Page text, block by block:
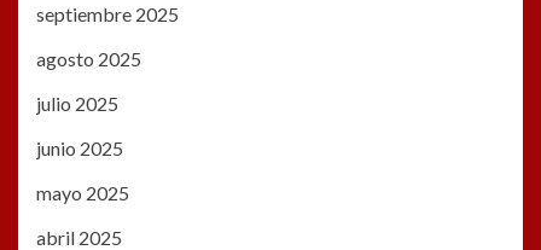
septiembre 2025
agosto 2025
julio 2025
junio 2025
mayo 2025
abril 2025